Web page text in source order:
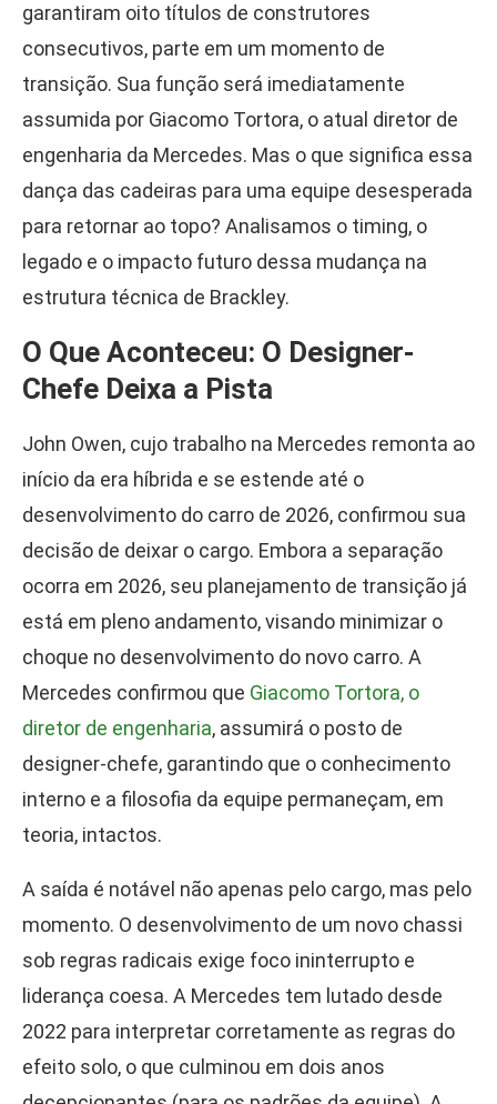
garantiram oito títulos de construtores
consecutivos, parte em um momento de
transição. Sua função será imediatamente
assumida por Giacomo Tortora, o atual diretor de
engenharia da Mercedes. Mas o que significa essa
dança das cadeiras para uma equipe desesperada
para retornar ao topo? Analisamos o timing, o
legado e o impacto futuro dessa mudança na
estrutura técnica de Brackley.
O Que Aconteceu: O Designer-
Chefe Deixa a Pista
John Owen, cujo trabalho na Mercedes remonta ao
início da era híbrida e se estende até o
desenvolvimento do carro de 2026, confirmou sua
decisão de deixar o cargo. Embora a separação
ocorra em 2026, seu planejamento de transição já
está em pleno andamento, visando minimizar o
choque no desenvolvimento do novo carro. A
Mercedes confirmou que Giacomo Tortora, o
diretor de engenharia, assumirá o posto de
designer-chefe, garantindo que o conhecimento
interno e a filosofia da equipe permaneçam, em
teoria, intactos.
A saída é notável não apenas pelo cargo, mas pelo
momento. O desenvolvimento de um novo chassi
sob regras radicais exige foco ininterrupto e
liderança coesa. A Mercedes tem lutado desde
2022 para interpretar corretamente as regras do
efeito solo, o que culminou em dois anos